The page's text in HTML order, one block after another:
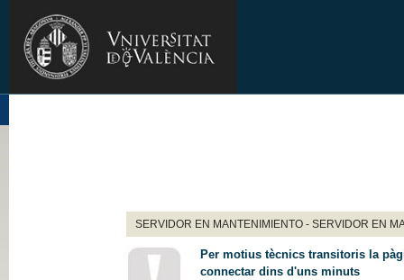
SERVIDOR EN MANTENIMIENTO - SERVIDOR EN
Per motius tècnics transitoris la
connectar dins d'uns minuts